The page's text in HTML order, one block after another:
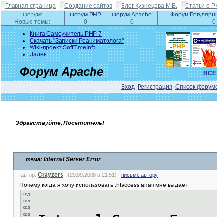
Главная страница Создание сайтов Блог Кузнецова М.В.
Статьи о
Форум:
Форум PHP Форум Apache
Форум
Новые темы:
0 0
0
Книга Самоучитель PHP 7
Скачать "Записки Реаниматолога"
Wiki-проект SoftTimeInfo
Далее...
Форум Apache
Вход Регистрация Список
Здравствуйте, Посетитель!
тема: Internal Server Error
автор: Crayzers (29.09.2008 в 21:51) письмо автору
Почему когда я хочу использовать .htaccess апач мне выдает